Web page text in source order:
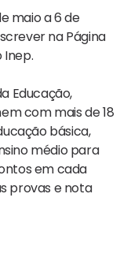
maio a 6 de
na Página
Inep.
Educação,
com mais de 18
básica,
médio para
em cada
provas e nota